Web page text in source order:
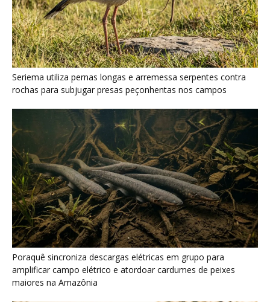
Seriema utiliza pernas longas e arremessa serpentes contra
rochas para subjugar presas peçonhentas nos campos
Poraquê sincroniza descargas elétricas em grupo para
amplificar campo elétrico e atordoar cardumes de peixes
maiores na Amazônia